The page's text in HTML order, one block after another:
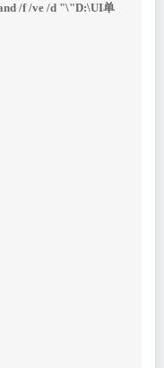
/f /ve /d "\"D:\UI单